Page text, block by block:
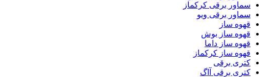
سماور برقی کرکماز
سماور برقی ویو
قهوه ساز
قهوه ساز بوش
قهوه ساز داما
قهوه ساز کرکماز
کتری برقی
کتری برقی آاگ